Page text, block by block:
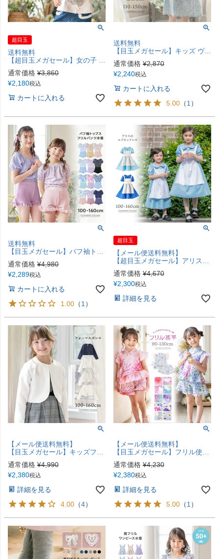
超目玉
送料無料
【超目玉メガセール】女の子 カジュアル 白猫ポシェット 長袖トップス 裏起毛 トレーナー TAK
通常価格 ¥3,860
¥2,180税込
カートに入れる
送料無料
【目玉メガセール】キッズ ヴィンテージフラワープリントワンピース コットン 長袖 半袖 女の子服 カジュアル 子供服 カジュアルワンピース キャサリンコテージ TAK
通常価格 ¥2,870
¥2,240税込
カートに入れる
5.00 （1 ）
送料無料
【目玉メガセール】パフ袖トップス＆フリルパンツ水着セット パフスリーブスイムウェア セパレート上下セット 水着 キッズ ジュニア 女の子 小学生 キャサリンコテージ TAK
通常価格 ¥4,980
¥2,289税込
カートに入れる
1.00 （1 ）
超目玉
【メール便送料無料】
【超目玉メガセール】アリスのエプロンドレスコスチューム テーマパークやハロウィンに YUP12《メール便優先商品》
通常価格 ¥4,670
¥2,300税込
詳細を見る
【メール便送料無料】
【目玉メガセール】キッズフォーマルジャケット シンプルボレロ YUP12 ≪メール便優先商品≫
通常価格 ¥4,990
¥2,380税込
詳細を見る
4.00 （4）
【メール便送料無料】
【目玉メガセール】フリル使いがかわいい！ キッズ女の子甚平 ベビー キャサリンコテージオリジナル柄 花柄 猫柄 子供甚平 カジュアル キャサリンコテージ YUP12《メール便優先商品》
通常価格 ¥4,230
¥2,380税込
詳細を見る
5.00 （1 ）